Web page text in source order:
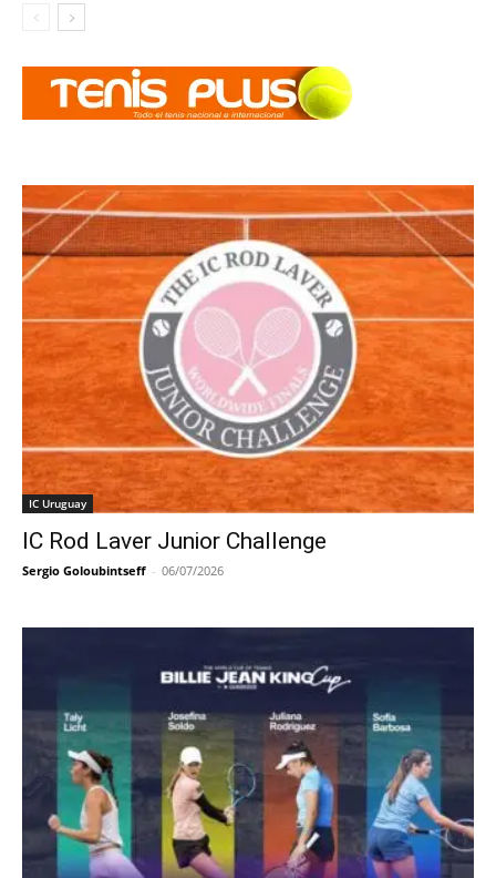
IC Uruguay
IC Rod Laver Junior Challenge
Sergio Goloubintseff - 06/07/2026